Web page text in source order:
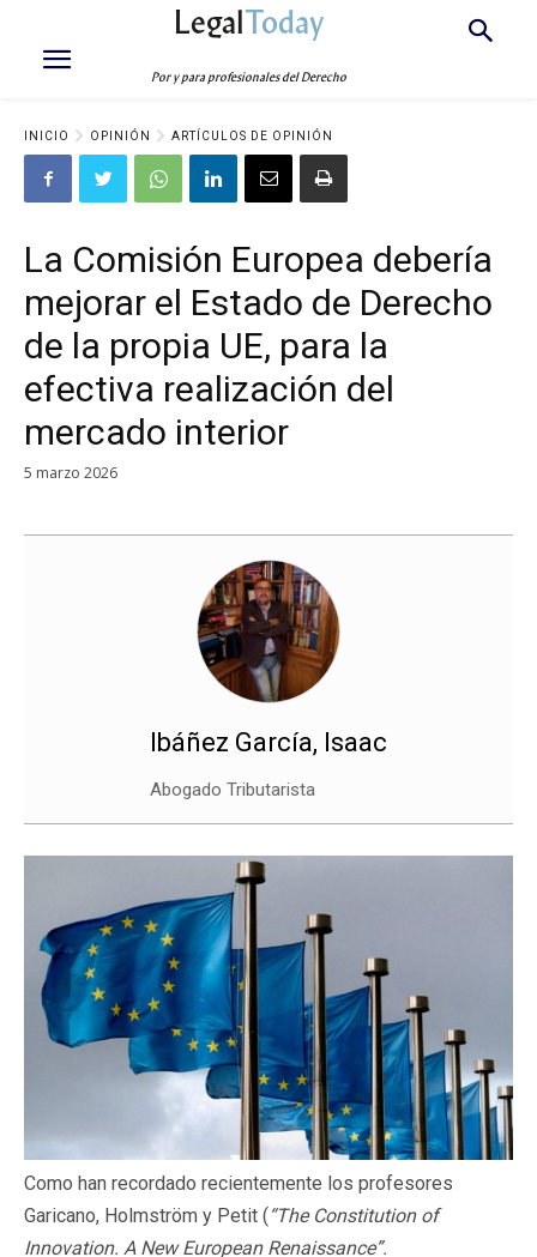
LegalToday
Por y para profesionales del Derecho
INICIO OPINIÓN ARTÍCULOS DE OPINIÓN
La Comisión Europea debería
mejorar el Estado de Derecho
de la propia UE, para la
efectiva realización del
mercado interior
5 marzo 2026
Ibáñez García, Isaac
Abogado Tributarista
Como han recordado recientemente los profesores
Garicano, Holmström y Petit (“The Constitution of
Innovation. A New European Renaissance”.